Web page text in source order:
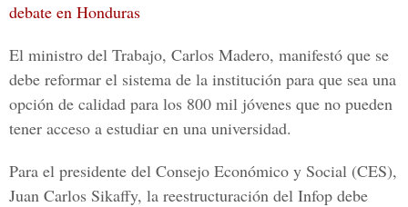
debate en Honduras
El ministro del Trabajo, Carlos Madero, manifestó que se
debe reformar el sistema de la institución para que sea una
opción de calidad para los 800 mil jóvenes que no pueden
tener acceso a estudiar en una universidad.
Para el presidente del Consejo Económico y Social (CES),
Juan Carlos Sikaffy, la reestructuración del Infop debe